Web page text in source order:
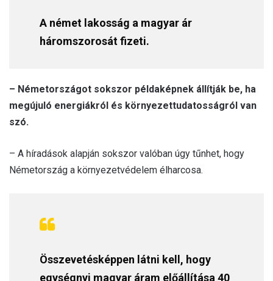
A német lakosság a magyar ár
háromszorosát fizeti.
– Németországot sokszor példaképnek állítják be, ha
megújuló energiákról és környezettudatosságról van
szó.
– A híradások alapján sokszor valóban úgy tűnhet, hogy
Németország a környezetvédelem élharcosa.
Összevetésképpen látni kell, hogy
egységnyi magyar áram előállítása 40